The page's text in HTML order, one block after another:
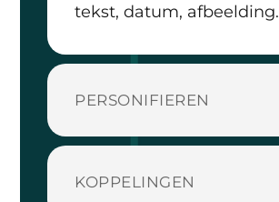
tekst, datum, afbeelding.
PERSONIFIEREN
KOPPELINGEN